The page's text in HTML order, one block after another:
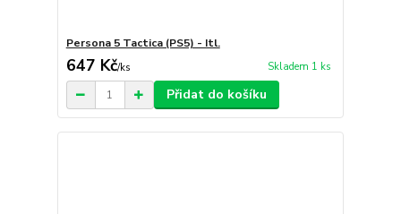
Persona 5 Tactica (PS5) - Itl.
647 Kč/ks Skladem 1 ks
Přidat do košíku